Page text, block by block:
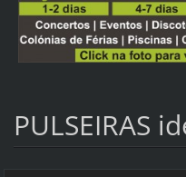
PULSEIRAS